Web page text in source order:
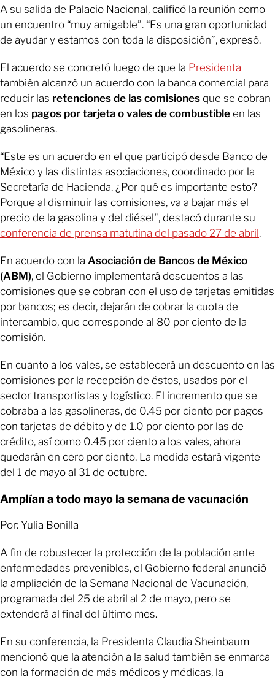
A su salida de Palacio Nacional, calificó la reunión como
un encuentro “muy amigable”. “Es una gran oportunidad
de ayudar y estamos con toda la disposición”, expresó.
El acuerdo se concretó luego de que la Presidenta
también alcanzó un acuerdo con la banca comercial para
reducir las retenciones de las comisiones que se cobran
en los pagos por tarjeta o vales de combustible en las
gasolineras.
“Este es un acuerdo en el que participó desde Banco de
México y las distintas asociaciones, coordinado por la
Secretaría de Hacienda. ¿Por qué es importante esto?
Porque al disminuir las comisiones, va a bajar más el
precio de la gasolina y del diésel", destacó durante su
conferencia de prensa matutina del pasado 27 de abril.
En acuerdo con la Asociación de Bancos de México
(ABM), el Gobierno implementará descuentos a las
comisiones que se cobran con el uso de tarjetas emitidas
por bancos; es decir, dejarán de cobrar la cuota de
intercambio, que corresponde al 80 por ciento de la
comisión.
En cuanto a los vales, se establecerá un descuento en las
comisiones por la recepción de éstos, usados por el
sector transportistas y logístico. El incremento que se
cobraba a las gasolineras, de 0.45 por ciento por pagos
con tarjetas de débito y de 1.0 por ciento por las de
crédito, así como 0.45 por ciento a los vales, ahora
quedarán en cero por ciento. La medida estará vigente
del 1 de mayo al 31 de octubre.
Amplían a todo mayo la semana de vacunación
Por: Yulia Bonilla
A fin de robustecer la protección de la población ante
enfermedades prevenibles, el Gobierno federal anunció
la ampliación de la Semana Nacional de Vacunación,
programada del 25 de abril al 2 de mayo, pero se
extenderá al final del último mes.
En su conferencia, la Presidenta Claudia Sheinbaum
mencionó que la atención a la salud también se enmarca
con la formación de más médicos y médicas, la